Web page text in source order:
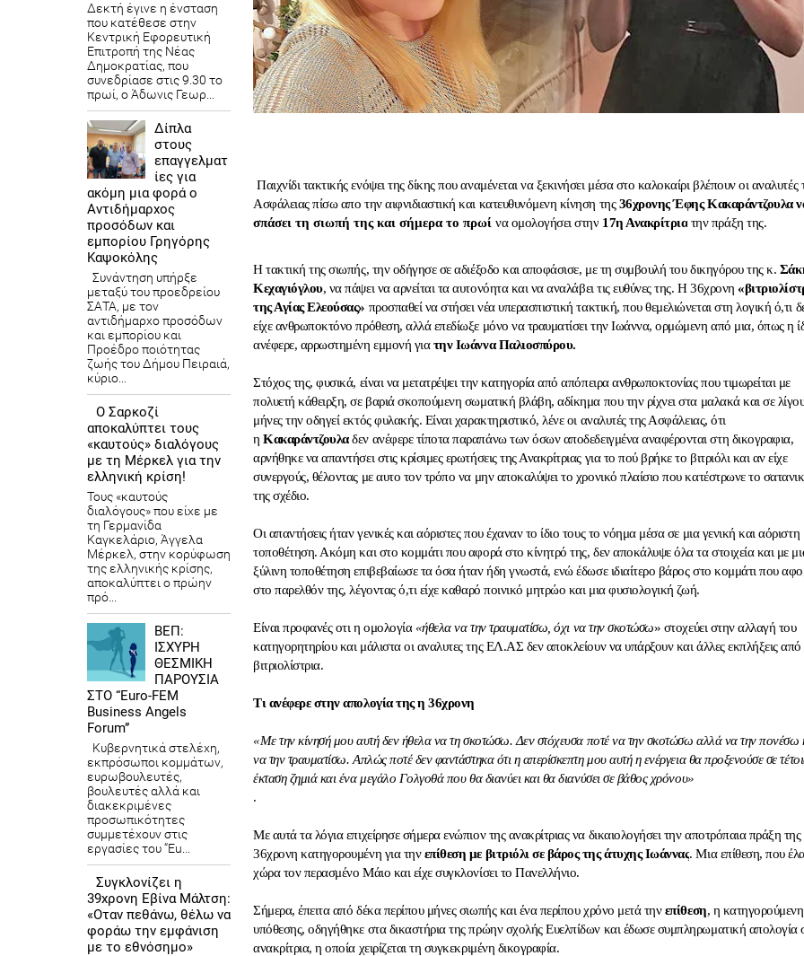
Παιχνίδι τακτικής ενόψει της δίκης που αναμένεται να ξεκινήσει μέσα στο καλοκαίρι βλέπουν οι αναλυτές
Ασφάλειας πίσω απο την αιφνιδιαστική και κατευθυνόμενη κίνηση της36χρονης Έφης Κακαράντζουλα
σπάσει τη σιωπή της και σήμερα το πρωί να ομολογήσει στην 17η Ανακρίτρια την πράξη της.
Η τακτική της σιωπής, την οδήγησε σε αδιέξοδο και αποφάσισε, με τη συμβουλή του δικηγόρου της κ.
Κεχαγιόγλου, να πάψει να αρνείται τα αυτονόητα και να αναλάβει τις ευθύνες της. Η 36χρονη
της Αγίας Ελεούσας» προσπαθεί να στήσει νέα υπερασπιστική τακτική, που θεμελιώνεται στη λογική ό,τι
είχε ανθρωποκτόνο πρόθεση, αλλά επεδίωξε μόνο να τραυματίσει την Ιωάννα, ορμώμενη από μια, όπως η
ανέφερε, αρρωστημένη εμμονή γιατην Ιωάννα Παλιοσπύρου.
Στόχος της, φυσικά, είναι να μετατρέψει την κατηγορία από απόπειρα ανθρωποκτονίας που τιμωρείται με
πολυετή κάθειρξη, σε βαριά σκοπούμενη σωματική βλάβη, αδίκημα που την ρίχνει στα μαλακά και σε
μήνες την οδηγεί εκτός φυλακής. Είναι χαρακτηριστικό, λένε οι αναλυτές της Ασφάλειας, ότι
ηΚακαράντζουλαδεν ανέφερε τίποτα παραπάνω των όσων αποδεδειγμένα αναφέρονται στη δικογραφια,
αρνήθηκε να απαντήσει στις κρίσιμες ερωτήσεις της Ανακρίτριας για το πού βρήκε το βιτριόλι και αν είχε
συνεργούς, θέλοντας με αυτο τον τρόπο να μην αποκαλύψει το χρονικό πλαίσιο που κατέστρωνε το
της σχέδιο.
Οι απαντήσεις ήταν γενικές και αόριστες που έχαναν το ίδιο τους το νόημα μέσα σε μια γενική και αόριστη
τοποθέτηση. Ακόμη και στο κομμάτι που αφορά στο κίνητρό της, δεν αποκάλυψε όλα τα στοιχεία και με
ξύλινη τοποθέτηση επιβεβαίωσε τα όσα ήταν ήδη γνωστά, ενώ έδωσε ιδιαίτερο βάρος στο κομμάτι που
στο παρελθόν της, λέγοντας ό,τι είχε καθαρό ποινικό μητρώο και μια φυσιολογική ζωή.
Είναι προφανές οτι η ομολογία «ήθελα να την τραυματίσω, όχι να την σκοτώσω» στοχεύει στην αλλαγή του
κατηγορητηρίου και μάλιστα οι αναλυτες της ΕΛ.ΑΣ δεν αποκλείουν να υπάρξουν και άλλες εκπλήξεις από
βιτριολίστρια.
Τι ανέφερε στην απολογία της η 36χρονη
«Με την κίνησή μου αυτή δεν ήθελα να τη σκοτώσω. Δεν στόχευσα ποτέ να την σκοτώσω αλλά να την πονέσω
να την τραυματίσω. Απλώς ποτέ δεν φαντάστηκα ότι η απερίσκεπτη μου αυτή η ενέργεια θα προξενούσε σε
έκταση ζημιά και ένα μεγάλο Γολγοθά που θα διανύει και θα διανύσει σε βάθος χρόνου»
.
Με αυτά τα λόγια επιχείρησε σήμερα ενώπιον της ανακρίτριας να δικαιολογήσει την αποτρόπαια πράξη της
36χρονη κατηγορουμένη για τηνεπίθεση με βιτριόλι σε βάρος της άτυχης Ιωάννας. Μια επίθεση, που
χώρα τον περασμένο Μάιο και είχε συγκλονίσει το Πανελλήνιο.
Σήμερα, έπειτα από δέκα περίπου μήνες σιωπής και ένα περίπου χρόνο μετά τηνεπίθεση, η
υπόθεσης, οδηγήθηκε στα δικαστήρια της πρώην σχολής Ευελπίδων και έδωσε συμπληρωματική απολογία
ανακρίτρια, η οποία χειρίζεται τη συγκεκριμένη δικογραφία.
Δεκτή έγινε η ένσταση
που κατέθεσε στην
Κεντρική Εφορευτική
Επιτροπή της Νέας
Δημοκρατίας, που
συνεδρίασε στις 9.30 το
πρωί, ο Άδωνις Γεωρ...
Δίπλα
στους
επαγγελματ
ίες για
ακόμη μια φορά ο
Αντιδήμαρχος
προσόδων και
εμπορίου Γρηγόρης
Καψοκόλης
Συνάντηση υπήρξε
μεταξύ του προεδρείου
ΣΑΤΑ, με τον
αντιδήμαρχο προσόδων
και εμπορίου και
Προέδρο ποιότητας
ζωής του Δήμου Πειραιά,
κύριο...
Ο Σαρκοζί
αποκαλύπτει τους
«καυτούς» διαλόγους
με τη Μέρκελ για την
ελληνική κρίση!
Τους «καυτούς
διαλόγους» που είχε με
τη Γερμανίδα
Καγκελάριο, Άγγελα
Μέρκελ, στην κορύφωση
της ελληνικής κρίσης,
αποκαλύπτει ο πρώην
πρό...
ΒΕΠ:
ΙΣΧΥΡΗ
ΘΕΣΜΙΚΗ
ΠΑΡΟΥΣΙΑ
ΣΤΟ “Euro-FEM
Business Angels
Forum”
Κυβερνητικά στελέχη,
εκπρόσωποι κομμάτων,
ευρωβουλευτές,
βουλευτές αλλά και
διακεκριμένες
προσωπικότητες
συμμετέχουν στις
εργασίες του “Eu...
Συγκλονίζει η
39χρονη Εβίνα Μάλτση:
«Οταν πεθάνω, θέλω να
φοράω την εμφάνιση
με το εθνόσημο»